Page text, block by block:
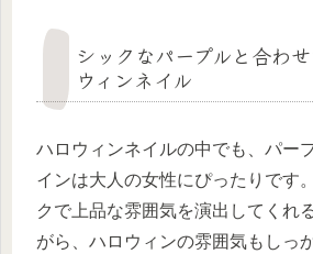
シックなパープルと合わ
ウィンネイル
ハロウィンネイルの中でも、パー
インは大人の女性にぴったりです
クで上品な雰囲気を演出してくれ
がら、ハロウィンの雰囲気もしっ